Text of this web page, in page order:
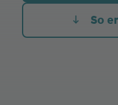
08:00 - 12:00
sowie Termine nach
So